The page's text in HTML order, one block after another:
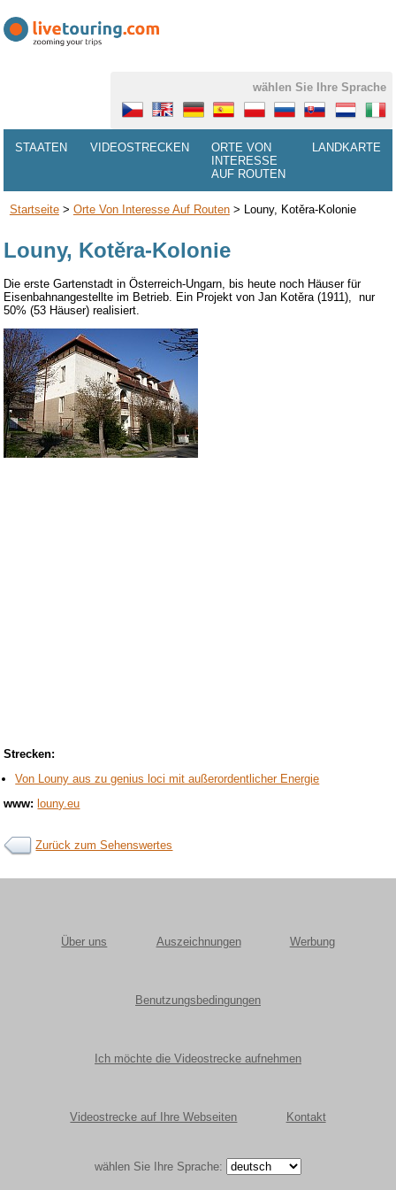
wählen Sie Ihre Sprache
STAATEN VIDEOSTRECKEN
ORTE VON
INTERESSE
AUF ROUTEN
LANDKARTE
Startseite> Orte Von Interesse Auf Routen> Louny, Kotěra-Kolonie
Louny, Kotěra-Kolonie
Die erste Gartenstadt in Österreich-Ungarn, bis heute noch Häuser für
Eisenbahnangestellte im Betrieb . Ein Projekt von Jan Kotěra (1911)
nur
50% (53 Häuser) realisiert
Strecken:
Von Louny aus zu genius loci mit außerordentlicher Energie
www: louny.eu
Zurück zum Sehenswertes
Über uns Auszeichnungen Werbung
Benutzungsbedingungen
Ich möchte die Videostrecke aufnehmen
Videostrecke auf Ihre Webseiten Kontakt
wählen Sie Ihre Sprache: